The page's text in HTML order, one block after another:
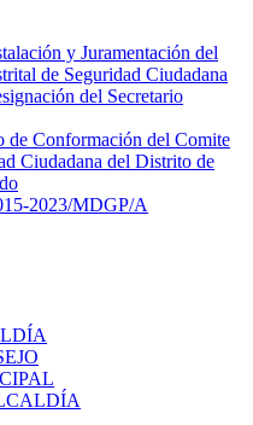
y Juramentación del
de Seguridad Ciudadana
del Secretario
de Conformación del Comite
Ciudadana del Distrito de
2023/MDGP/A